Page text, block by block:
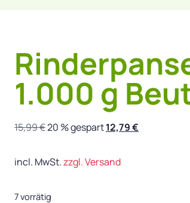
1.000 g
15,99€20 % gespart12,79€
incl. MwSt.zzgl. Versand
7 vorrätig